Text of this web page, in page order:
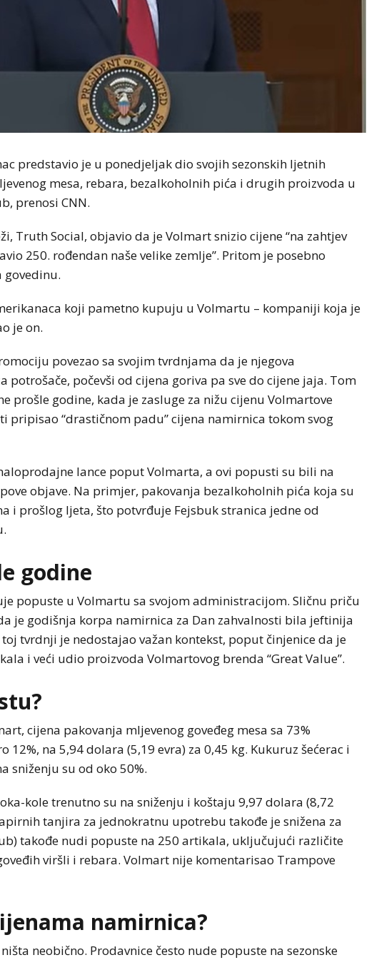
predstavio je u ponedjeljak dio svojih sezonskih ljetnih
mesa, rebara, bezalkoholnih pića i drugih proizvoda u
prenosi CNN.
Truth Social, objavio da je Volmart snizio cijene “na zahtjev
250. rođendan naše velike zemlje”. Pritom je posebno
govedinu.
koji pametno kupuju u Volmartu – kompaniji koja je
je on.
povezao sa svojim tvrdnjama da je njegova
počevši od cijena goriva pa sve do cijene jaja. Tom
prošle godine, kada je zasluge za nižu cijenu Volmartove
pripisao “drastičnom padu” cijena namirnica tokom svog
lance poput Volmarta, a ovi popusti su bili na
objave. Na primjer, pakovanja bezalkoholnih pića koja su
i prošlog ljeta, što potvrđuje Fejsbuk stranica jedne od
godine
popuste u Volmartu sa svojom administracijom. Sličnu priču
je godišnja korpa namirnica za Dan zahvalnosti bila jeftinija
tvrdnji je nedostajao važan kontekst, poput činjenice da je
i veći udio proizvoda Volmartovog brenda “Great Value”.
cijena pakovanja mljevenog goveđeg mesa sa 73%
12%, na 5,94 dolara (5,19 evra) za 0,45 kg. Kukuruz šećerac i
sniženju su od oko 50%.
kole trenutno su na sniženju i koštaju 9,97 dolara (8,72
tanjira za jednokratnu upotrebu takođe je snižena za
takođe nudi popuste na 250 artikala, uključujući različite
viršli i rebara. Volmart nije komentarisao Trampove
namirnica?
neobično. Prodavnice često nude popuste na sezonske